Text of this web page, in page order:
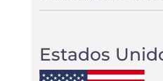
Estados